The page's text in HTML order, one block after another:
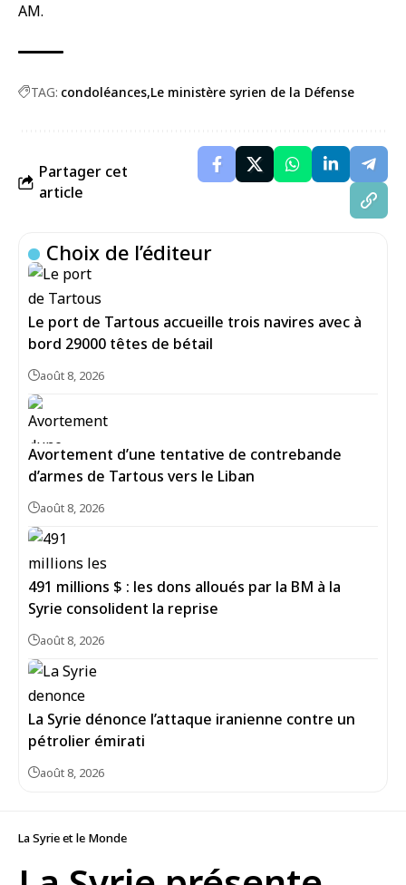
AM.
TAG: condoléances Le ministère syrien de la Défense
Partager cet
article
Choix de l’éditeur
Le port de Tartous accueille trois navires avec à
bord 29000 têtes de bétail
août 8, 2026
Avortement d’une tentative de contrebande
d’armes de Tartous vers le Liban
août 8, 2026
491 millions $ : les dons alloués par la BM à la
Syrie consolident la reprise
août 8, 2026
La Syrie dénonce l’attaque iranienne contre un
pétrolier émirati
août 8, 2026
La Syrie et le Monde